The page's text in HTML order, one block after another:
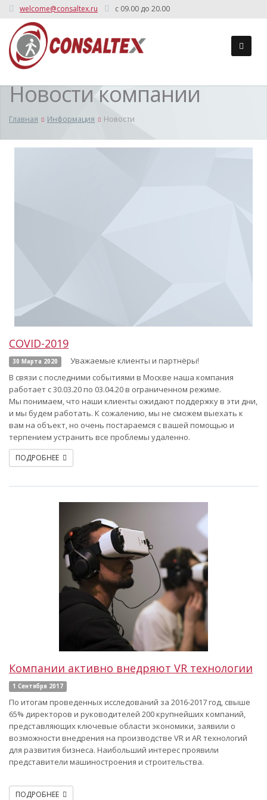
welcome@consaltex.ru c 09.00 до 20.00
Новости компании
Главная Информация Новости
COVID-2019
30 Марта 2020
Уважаемые клиенты и партнёры!
В связи с последними событиями в Москве наша компания
работает с 30.03.20 по 03.04.20 в ограниченном режиме.
Мы понимаем, что наши клиенты ожидают поддержку в эти дни,
и мы будем работать. К сожалению, мы не сможем выехать к
вам на объект, но очень постараемся с вашей помощью и
терпением устранить все проблемы удаленно.
ПОДРОБНЕЕ
Компании активно внедряют VR технологии
1 Сентября 2017
По итогам проведенных исследований за 2016-2017 год, свыше
65% директоров и руководителей 200 крупнейших компаний,
представляющих ключевые области экономики, заявили о
возможности внедрения на производстве VR и AR технологий
для развития бизнеса. Наибольший интерес проявили
представители машиностроения и строительства.
ПОДРОБНЕЕ